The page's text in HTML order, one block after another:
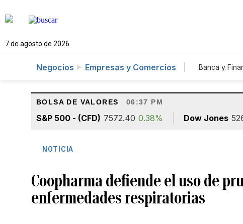
7 de agosto de 2026
Negocios Empresas y Comercios Banca y
BOLSA DE VALORES 06:37 PM
S&P 500 - (CFD) 7572.40 0.38% Dow Jones
NOTICIA
Coopharma defiende el uso de
enfermedades respiratorias